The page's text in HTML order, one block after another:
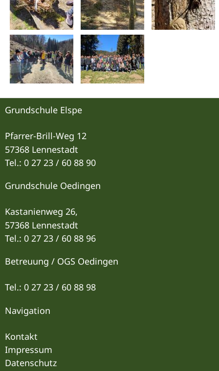
Grundschule Elspe
Pfarrer-Brill-Weg 12
57368 Lennestadt
Tel.: 0 27 23 / 60 88 90
Grundschule Oedingen
Kastanienweg 26,
57368 Lennestadt
Tel.: 0 27 23 / 60 88 96
Betreuung / OGS Oedingen
Tel.: 0 27 23 / 60 88 98
Navigation
Kontakt
Impressum
Datenschutz